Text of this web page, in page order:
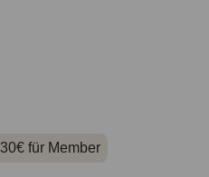
für Member